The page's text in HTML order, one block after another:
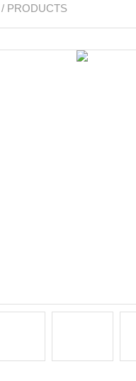
/ PRODUCTS